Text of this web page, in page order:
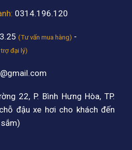
0314.196.120
(Tư vấn mua hàng) -
đại lý)
22, P. Bình Hưng Hòa, TP.
đậu xe hơi cho khách đến